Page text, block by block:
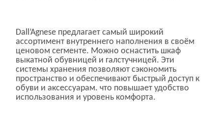
Dall’Agnese предлагает самый широкий
ассортимент внутреннего наполнения в своём
ценовом сегменте. Можно оснастить шкаф
выкатной обувницей и галстучницей. Эти
системы хранения позволяют сэкономить
пространство и обеспечивают быстрый доступ к
обуви и аксессуарам. что повышает удобство
использования и уровень комфорта.